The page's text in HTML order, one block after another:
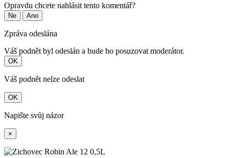
Opravdu chcete nahlásit tento komentář?
Ne Ano
Zpráva odeslána
Váš podnět byl odeslán a bude ho posuzovat moderátor.
OK
Váš podnět nelze odeslat
OK
Napište svůj názor
×